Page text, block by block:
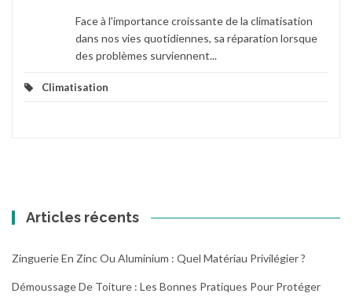
Face à l'importance croissante de la climatisation
dans nos vies quotidiennes, sa réparation lorsque
des problèmes surviennent...
Climatisation
Articles récents
Zinguerie En Zinc Ou Aluminium : Quel Matériau Privilégier ?
Démoussage De Toiture : Les Bonnes Pratiques Pour Protéger